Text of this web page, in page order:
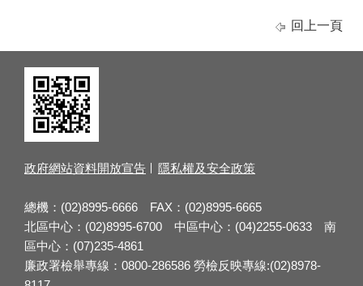
回上一頁
政府網站資料開放宣告 隱私權及安全政策
總機：(02)8995-6666 FAX：(02)8995-6665
北區中心：(02)8995-6700 中區中心：(04)2255-0633 南
區中心：(07)235-4861
廉政署檢舉專線：0800-286586 勞檢反映專線:(02)8978-